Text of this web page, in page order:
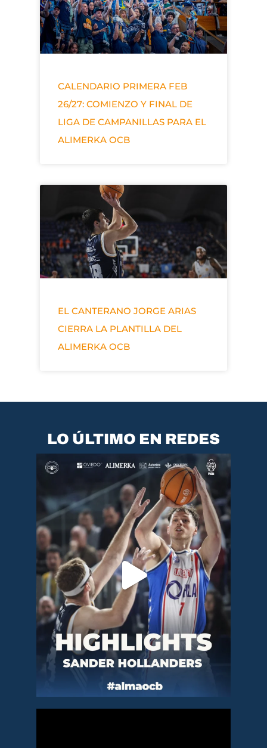
CALENDARIO PRIMERA FEB
26/27: COMIENZO Y FINAL DE
LIGA DE CAMPANILLAS PARA EL
ALIMERKA OCB
EL CANTERANO JORGE ARIAS
CIERRA LA PLANTILLA DEL
ALIMERKA OCB
LO ÚLTIMO EN REDES